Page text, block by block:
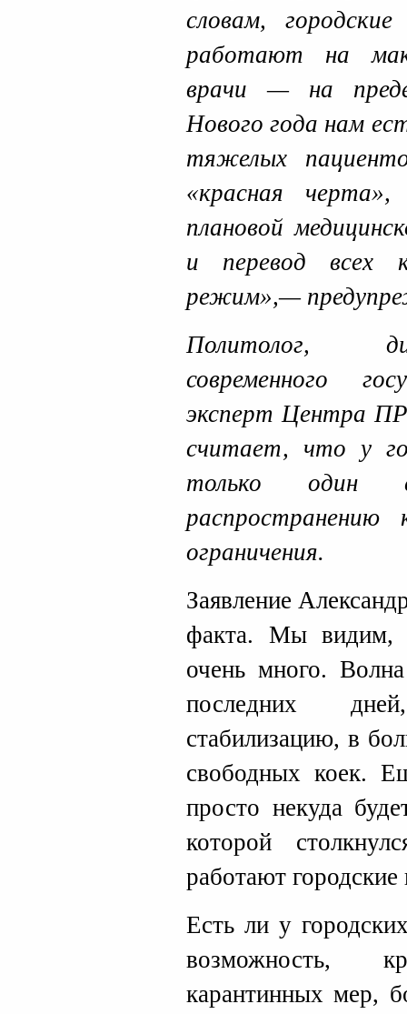
словам,
работают на
врачи — на
Нового года нам
тяжелых
«красная
плановой
и перевод всех
режим»,—
Политолог,
современного
эксперт Центра
считает, что у
только один
распространению
ограничения.
Заявление
факта. Мы видим,
очень много.
последних
стабилизацию, в
свободных коек.
просто некуда
которой
работают городские
Есть ли у
возможность,
карантинных мер,